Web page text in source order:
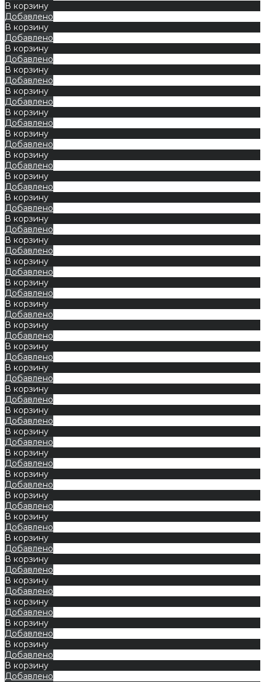
В корзину
Добавлено
В корзину
Добавлено
В корзину
Добавлено
В корзину
Добавлено
В корзину
Добавлено
В корзину
Добавлено
В корзину
Добавлено
В корзину
Добавлено
В корзину
Добавлено
В корзину
Добавлено
В корзину
Добавлено
В корзину
Добавлено
В корзину
Добавлено
В корзину
Добавлено
В корзину
Добавлено
В корзину
Добавлено
В корзину
Добавлено
В корзину
Добавлено
В корзину
Добавлено
В корзину
Добавлено
В корзину
Добавлено
В корзину
Добавлено
В корзину
Добавлено
В корзину
Добавлено
В корзину
Добавлено
В корзину
Добавлено
В корзину
Добавлено
В корзину
Добавлено
В корзину
Добавлено
В корзину
Добавлено
В корзину
Добавлено
В корзину
Добавлено